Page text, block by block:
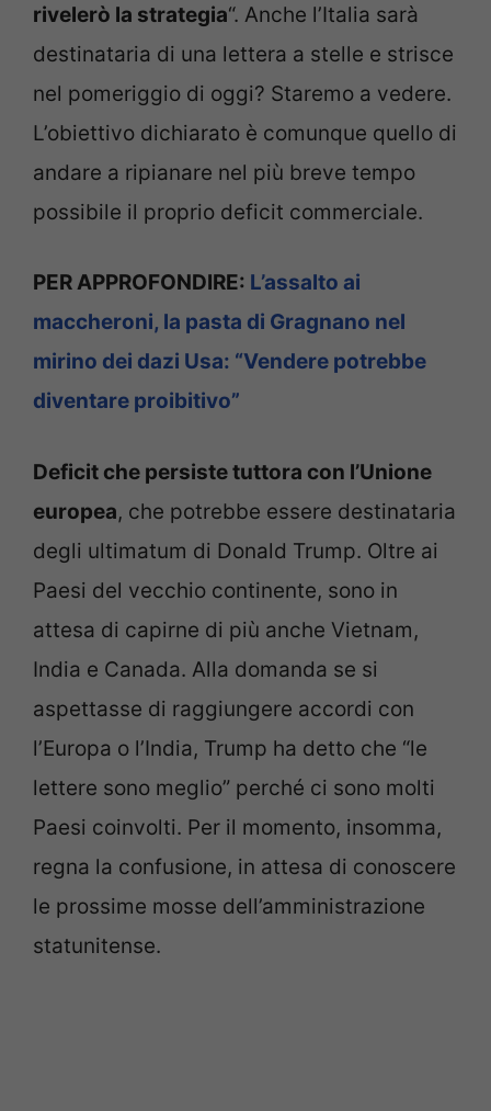
rivelerò la strategia“. Anche l’Italia sarà
destinataria di una lettera a stelle e strisce
nel pomeriggio di oggi? Staremo a vedere.
L’obiettivo dichiarato è comunque quello di
andare a ripianare nel più breve tempo
possibile il proprio deficit commerciale.
PER APPROFONDIRE: L’assalto ai
maccheroni, la pasta di Gragnano nel
mirino dei dazi Usa: “Vendere potrebbe
diventare proibitivo”
Deficit che persiste tuttora con l’Unione
europea, che potrebbe essere destinataria
degli ultimatum di Donald Trump. Oltre ai
Paesi del vecchio continente, sono in
attesa di capirne di più anche Vietnam,
India e Canada. Alla domanda se si
aspettasse di raggiungere accordi con
l’Europa o l’India, Trump ha detto che “le
lettere sono meglio” perché ci sono molti
Paesi coinvolti. Per il momento, insomma,
regna la confusione, in attesa di conoscere
le prossime mosse dell’amministrazione
statunitense.